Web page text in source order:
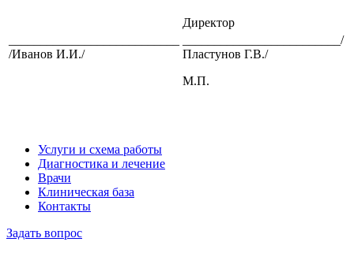
Директор
/Иванов И.И./
_________________________/
Пластунов Г.В./
М.П.
Услуги и схема работы
Диагностика и лечение
Врачи
Клиническая база
Контакты
Задать вопрос